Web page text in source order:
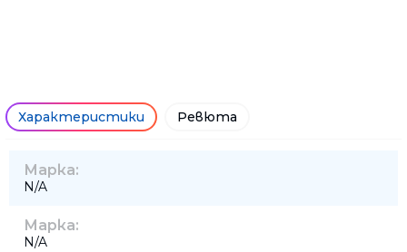
Характеристики Ревюта
Марка:
N/A
Марка:
N/A